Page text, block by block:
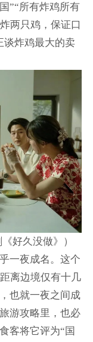
”“所有炸鸡所有
两只鸡，保证口
谈炸鸡最大的卖
好久没做》）
一夜成名。这个
离边境仅有十几
也就一夜之间成
游攻略里，也必
客将它评为“国